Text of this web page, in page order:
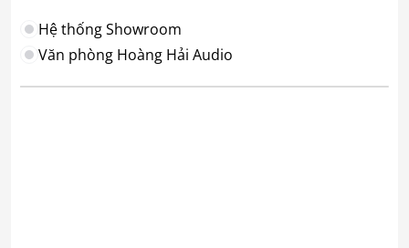
Hệ thống Showroom
Văn phòng Hoàng Hải Audio